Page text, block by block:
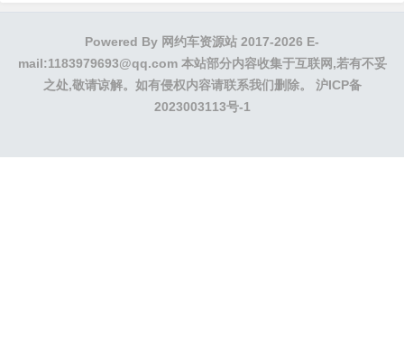
Powered By 网约车资源站 2017-2026 E-
mail:1183979693@qq.com 本站部分内容收集于互联网,若有不妥
之处,敬请谅解。如有侵权内容请联系我们删除。 沪ICP备
2023003113号-1